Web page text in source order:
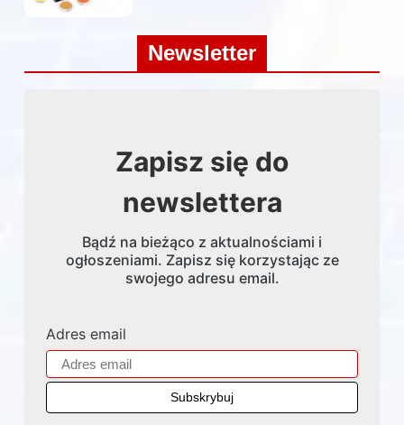
Newsletter
Zapisz się do
newslettera
Bądź na bieżąco z aktualnościami i
ogłoszeniami. Zapisz się korzystając ze
swojego adresu email.
Adres email